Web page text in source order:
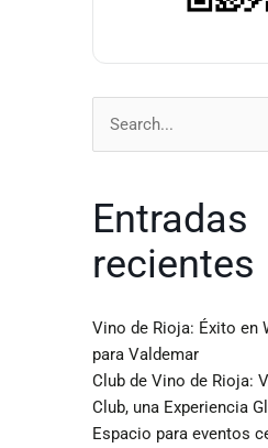
Buscar
por:
Entradas
recientes
Vino de Rioja: Éxito en
para Valdemar
Club de Vino de Rioja:
Club, una Experiencia
Espacio para eventos